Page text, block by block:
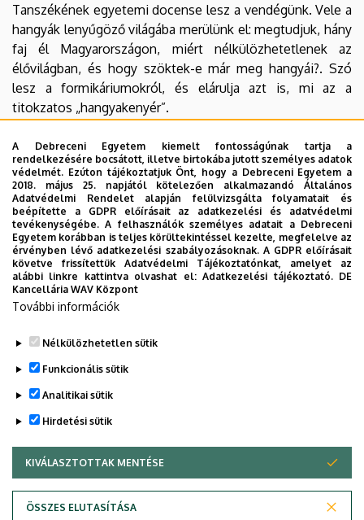
Tanszékének egyetemi docense lesz a vendégünk. Vele a
hangyák lenyűgöző világába merülünk el: megtudjuk, hány
faj él Magyarországon, miért nélkülözhetetlenek az
élővilágban, és hogy szöktek-e már meg hangyái?. Szó
lesz a formikáriumokról, és elárulja azt is, mi az a
titokzatos „hangyakenyér”.
Spotify_link
Legutóbbi frissítés: 2025. 01. 16. 08:35
Adatvédelem
A Debreceni Egyetem kiemelt fontosságúnak tartja a
rendelkezésére bocsátott, illetve birtokába jutott személyes adatok
védelmét. Ezúton tájékoztatjuk Önt, hogy a Debreceni Egyetem a
2018. május 25. napjától kötelezően alkalmazandó Általános
Adatvédelmi Rendelet alapján felülvizsgálta folyamatait és
beépítette a GDPR előírásait az adatkezelési és adatvédelmi
tevékenységébe. A felhasználók személyes adatait a Debreceni
Egyetem korábban is teljes körültekintéssel kezelte, megfelelve az
érvényben lévő adatkezelési szabályozásoknak. A GDPR előírásait
követve frissítettük Adatvédelmi Tájékoztatónkat, amelyet az
alábbi linkre kattintva olvashat el:Adatkezelési tájékoztató. DE
Kancellária WAV Központ
További információk
Nélkülözhetetlen sütik
Funkcionális sütik
Analitikai sütik
Hirdetési sütik
KIVÁLASZTOTTAK MENTÉSE
ÖSSZES ELUTASÍTÁSA
WITHDRAW CONSENT